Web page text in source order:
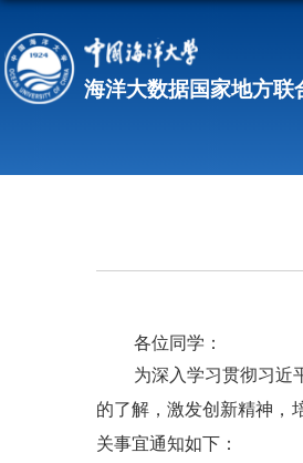
各位同学 ：
为深入学习贯彻习近
的了解，激发创新精神，
关事宜通知如下：